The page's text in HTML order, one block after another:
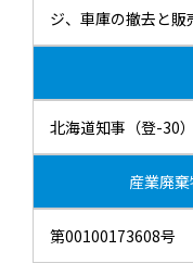
ジ、車庫の撤去と販
北海道知事（登-30
産業廃
第00100173608号